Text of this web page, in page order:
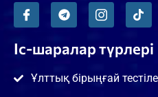
Іс-шаралар түрлері
Ұлттық бірыңғай